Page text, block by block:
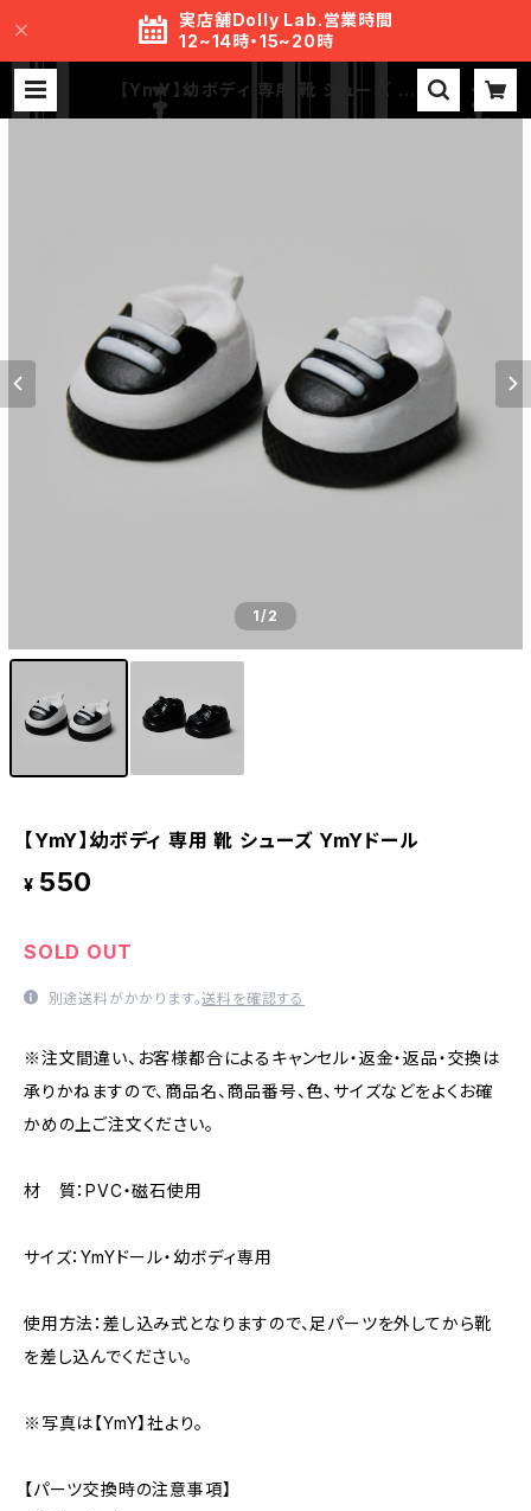
実店舗Dolly Lab.営業時間
12~14時・15~20時
【YmY】幼ボディ 専用 靴 シューズ Y
mYドール | MR.S Lab.
1/2
【YmY】幼ボディ 専用 靴 シューズ YmYドール
¥ 550
SOLD OUT
別途送料がかかります。送料を確認する
※注文間違い、お客様都合によるキャンセル・返金・返品・交換は
承りかねますので、商品名、商品番号、色、サイズなどをよくお確
かめの上ご注文ください。
材 質：PVC・磁石使用
サイズ：YmYドール・幼ボディ専用
使用方法：差し込み式となりますので、足パーツを外してから靴
を差し込んでください。
※写真は【YmY】社より。
【パーツ交換時の注意事項】